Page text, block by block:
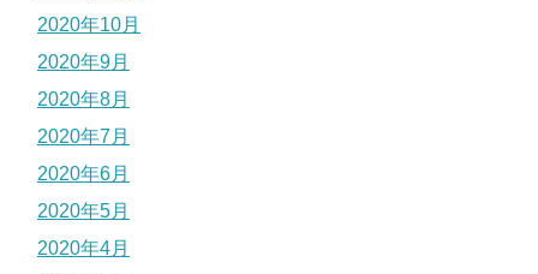
2020年10月
2020年9月
2020年8月
2020年7月
2020年6月
2020年5月
2020年4月